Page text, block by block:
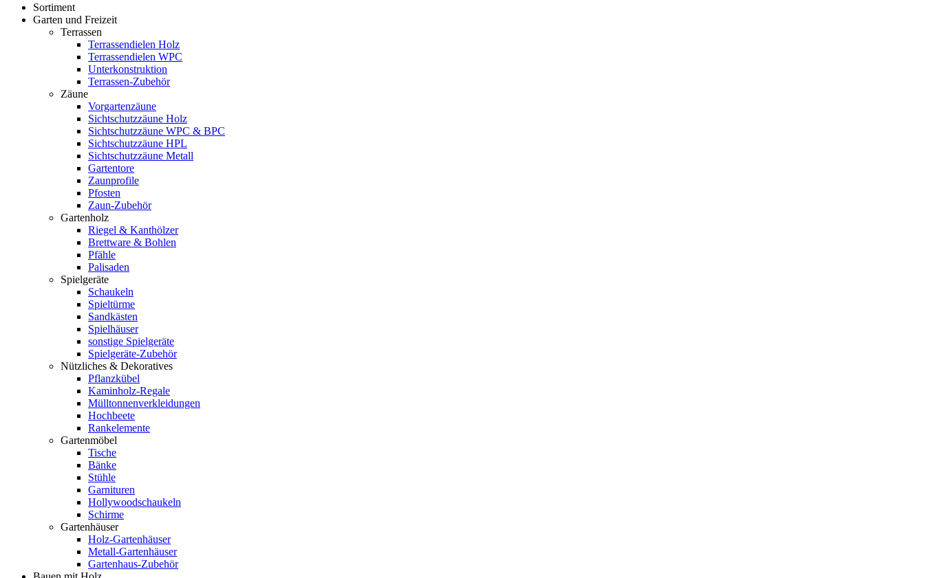
Sortiment
Garten und Freizeit
Terrassen
Terrassendielen Holz
Terrassendielen WPC
Unterkonstruktion
Terrassen-Zubehör
Zäune
Vorgartenzäune
Sichtschutzzäune Holz
Sichtschutzzäune WPC & BPC
Sichtschutzzäune HPL
Sichtschutzzäune Metall
Gartentore
Zaunprofile
Pfosten
Zaun-Zubehör
Gartenholz
Riegel & Kanthölzer
Brettware & Bohlen
Pfähle
Palisaden
Spielgeräte
Schaukeln
Spieltürme
Sandkästen
Spielhäuser
sonstige Spielgeräte
Spielgeräte-Zubehör
Nützliches & Dekoratives
Pflanzkübel
Kaminholz-Regale
Mülltonnenverkleidungen
Hochbeete
Rankelemente
Gartenmöbel
Tische
Bänke
Stühle
Garnituren
Hollywoodschaukeln
Schirme
Gartenhäuser
Holz-Gartenhäuser
Metall-Gartenhäuser
Gartenhaus-Zubehör